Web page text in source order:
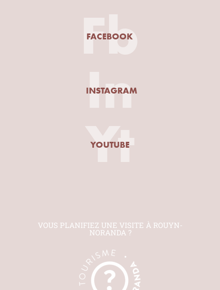
Fb
FACEBOOK
In
INSTAGRAM
Yt
YOUTUBE
VOUS PLANIFIEZ UNE VISITE À ROUYN-
NORANDA ?